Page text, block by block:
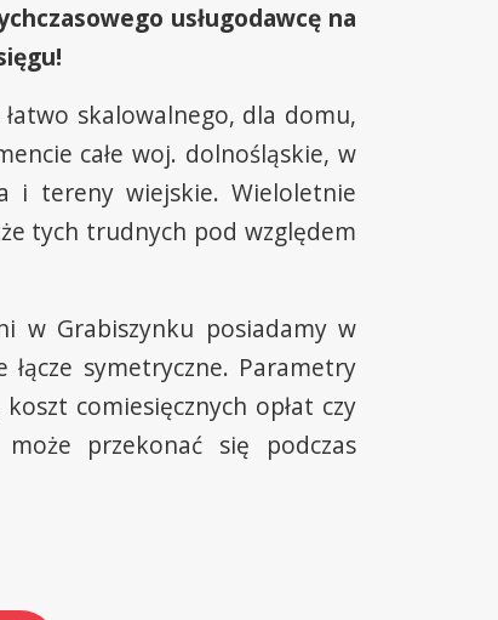
usługodawcę na
skalowalnego, dla domu,
całe woj. dolnośląskie, w
i tereny wiejskie. Wieloletnie
tych trudnych pod względem
w Grabiszynku posiadamy w
symetryczne. Parametry
comiesięcznych opłat czy
przekonać się podczas